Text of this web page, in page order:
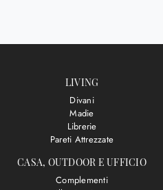
LIVING
Divani
Madie
Librerie
Pareti Attrezzate
CASA, OUTDOOR E UFFICIO
Complementi